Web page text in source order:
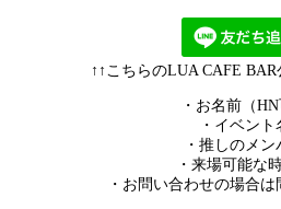
↑↑こちらのLUA CAFE
・お名前（HN
・イベント
・推しのメン
・来場可能な
・お問い合わせの場合